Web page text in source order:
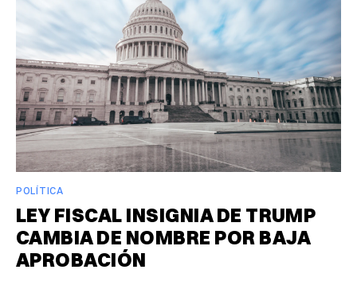
POLÍTICA
LEY FISCAL INSIGNIA DE TRUMP
CAMBIA DE NOMBRE POR BAJA
APROBACIÓN